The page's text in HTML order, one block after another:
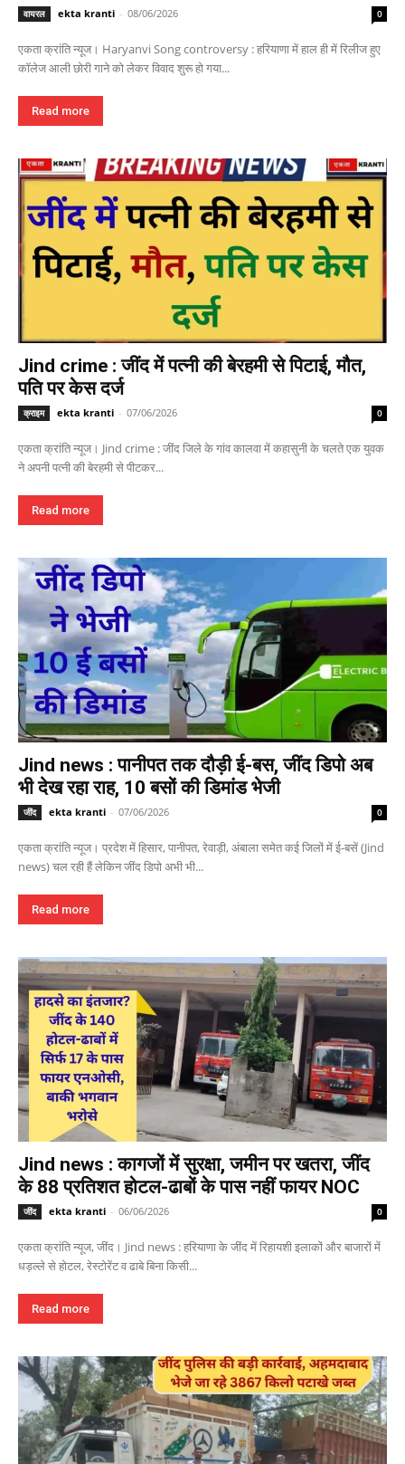
वायरल ekta kranti - 08/06/2026 0
एकता क्रांति न्यूज। Haryanvi Song controversy : हरियाणा में हाल ही में रिलीज हुए
कॉलेज आली छोरी गाने को लेकर विवाद शुरू हो गया...
Read more
Jind crime : जींद में पत्नी की बेरहमी से पिटाई, मौत,
पति पर केस दर्ज
क्राइम ekta kranti - 07/06/2026 0
एकता क्रांति न्यूज। Jind crime : जींद जिले के गांव कालवा में कहासुनी के चलते एक युवक
ने अपनी पत्नी की बेरहमी से पीटकर...
Read more
Jind news : पानीपत तक दौड़ी ई-बस, जींद डिपो अब
भी देख रहा राह, 10 बसों की डिमांड भेजी
जींद ekta kranti - 07/06/2026 0
एकता क्रांति न्यूज। प्रदेश में हिसार, पानीपत, रेवाड़ी, अंबाला समेत कई जिलों में ई-बसें (Jind
news) चल रही हैं लेकिन जींद डिपो अभी भी...
Read more
Jind news : कागजों में सुरक्षा, जमीन पर खतरा, जींद
के 88 प्रतिशत होटल-ढाबों के पास नहीं फायर NOC
जींद ekta kranti - 06/06/2026 0
एकता क्रांति न्यूज, जींद। Jind news : हरियाणा के जींद में रिहायशी इलाकों और बाजारों में
धड़ल्ले से होटल, रेस्टोरेंट व ढाबे बिना किसी...
Read more